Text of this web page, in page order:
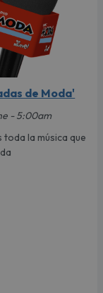
de Moda'
- 5:00am
toda la música que